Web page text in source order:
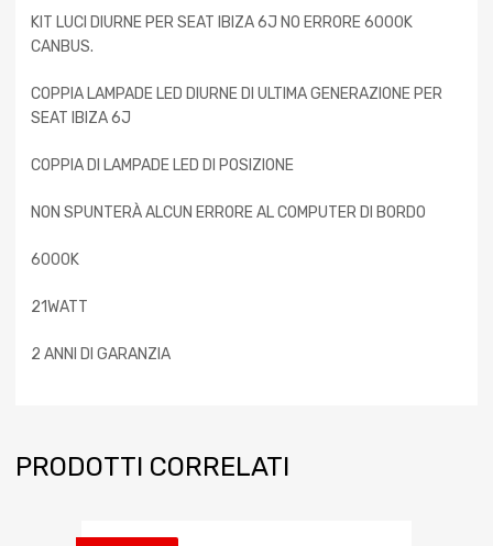
KIT LUCI DIURNE PER SEAT IBIZA 6J NO ERRORE 6000K
CANBUS.
COPPIA LAMPADE LED DIURNE DI ULTIMA GENERAZIONE PER
SEAT IBIZA 6J
COPPIA DI LAMPADE LED DI POSIZIONE
NON SPUNTERÀ ALCUN ERRORE AL COMPUTER DI BORDO
6000K
21WATT
2 ANNI DI GARANZIA
PRODOTTI CORRELATI